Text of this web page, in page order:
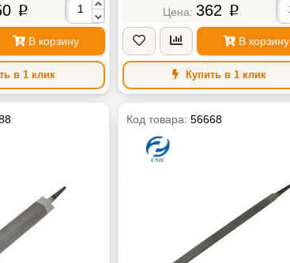
p
В корзину
в 1 клик
362 p
В корзину
Купить в 1 клик
Код товара:56668